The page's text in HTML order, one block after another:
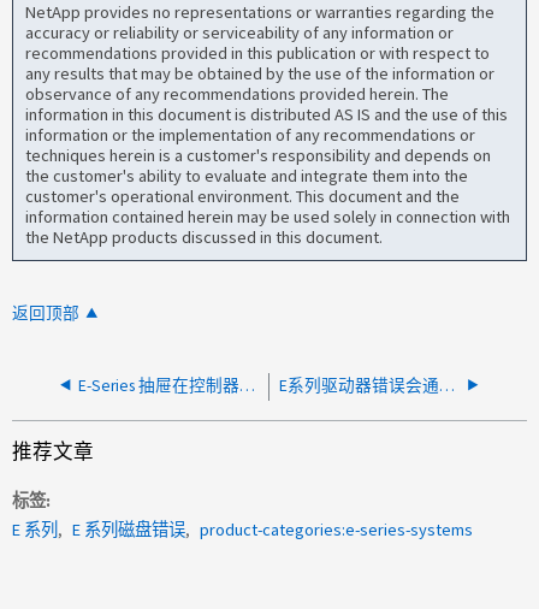
NetApp provides no representations or warranties regarding the
accuracy or reliability or serviceability of any information or
recommendations provided in this publication or with respect to
any results that may be obtained by the use of the information or
observance of any recommendations provided herein. The
information in this document is distributed AS IS and the use of this
information or the implementation of any recommendations or
techniques herein is a customer's responsibility and depends on
the customer's ability to evaluate and integrate them into the
customer's operational environment. This document and the
information contained herein may be used solely in connection with
the NetApp products discussed in this document.
返回顶部
E-Series 抽屉在控制器更换后降级 E系列驱动器错误会通过API 835"错误"阻止重新分发卷
推荐文章
标签
E 系列
E 系列磁盘错误 product-categories:e-series-systems